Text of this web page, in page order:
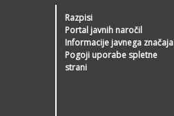
Razpisi
Portal javnih naročil
Informacije javnega značaja
Pogoji uporabe spletne
strani